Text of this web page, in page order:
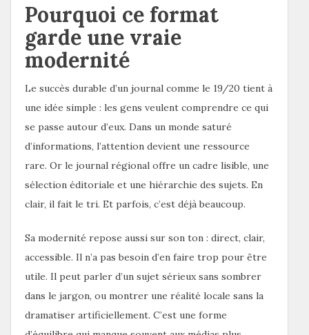
Pourquoi ce format
garde une vraie
modernité
Le succès durable d’un journal comme le 19/20 tient à
une idée simple : les gens veulent comprendre ce qui
se passe autour d’eux. Dans un monde saturé
d’informations, l’attention devient une ressource
rare. Or le journal régional offre un cadre lisible, une
sélection éditoriale et une hiérarchie des sujets. En
clair, il fait le tri. Et parfois, c’est déjà beaucoup.
Sa modernité repose aussi sur son ton : direct, clair,
accessible. Il n’a pas besoin d’en faire trop pour être
utile. Il peut parler d’un sujet sérieux sans sombrer
dans le jargon, ou montrer une réalité locale sans la
dramatiser artificiellement. C’est une forme